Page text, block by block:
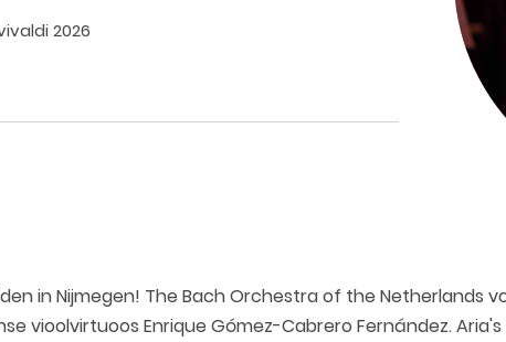
2026
in Nijmegen! The Bach Orchestra of the Netherlands
vioolvirtuoos Enrique Gómez-Cabrero Fernández.